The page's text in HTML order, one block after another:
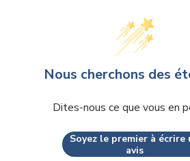
Nous cherchons des
Dites-nous ce que vous en
Soyez le premier à écrire
avis